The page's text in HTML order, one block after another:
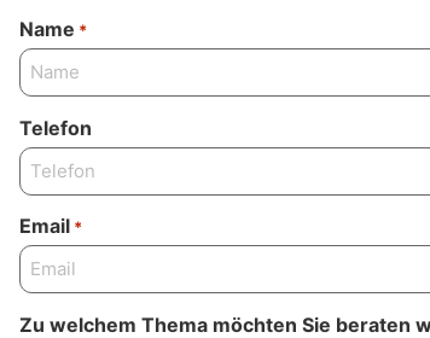
Name *
Telefon
Email *
Zu welchem Thema möchten Sie beraten